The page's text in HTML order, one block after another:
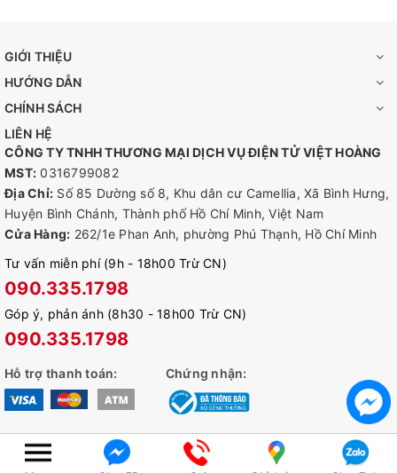
GIỚI THIỆU
HƯỚNG DẪN
CHÍNH SÁCH
LIÊN HỆ
CÔNG TY TNHH THƯƠNG MẠI DỊCH VỤ ĐIỆN TỬ VIỆT HOÀNG
MST: 0316799082
Địa Chỉ: Số 85 Dường số 8, Khu dân cư Camellia, Xã Bình Hưng,
Huyện Bình Chánh, Thành phố Hồ Chí Minh, Việt Nam
Cửa Hàng: 262/1e Phan Anh, phường Phú Thạnh, Hồ Chí Minh
Tư vấn miễn phí (9h - 18h00 Trừ CN)
090.335.1798
Góp ý, phản ánh (8h30 - 18h00 Trừ CN)
090.335.1798
Hỗ trợ thanh toán: Chứng nhận:
© Bản quyền thuộc về
alexshop.vn
Cung cấp bởi